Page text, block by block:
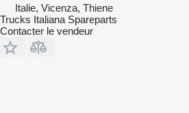
Italie, Vicenza, Thiene
Trucks Italiana Spareparts
Contacter le vendeur